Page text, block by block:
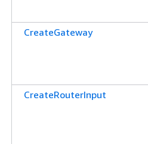
CreateGateway
CreateRouterInput